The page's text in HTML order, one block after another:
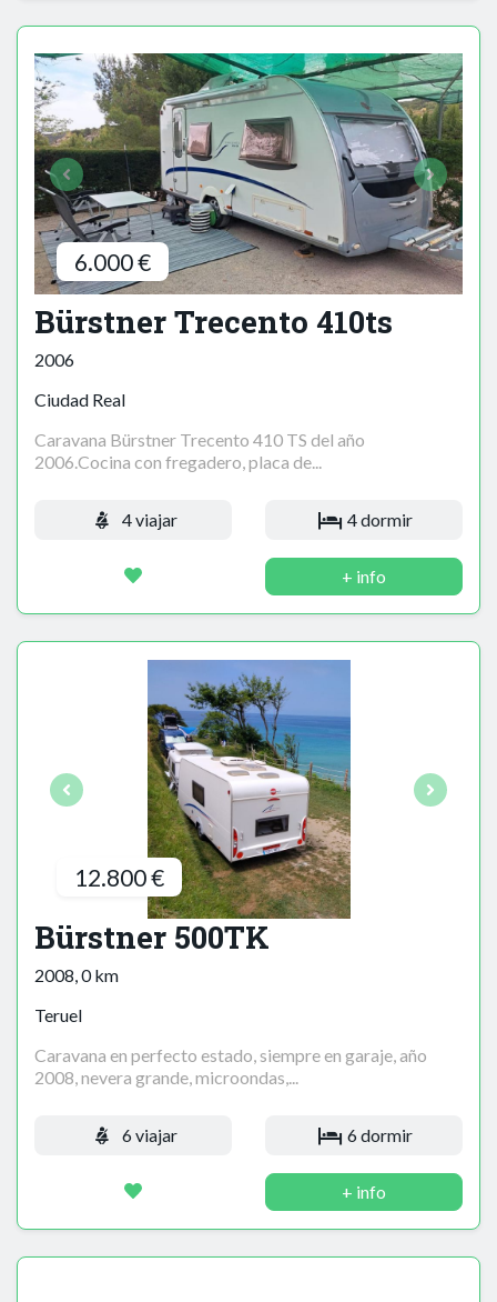
6.000 €
Bürstner Trecento 410ts
2006
Ciudad Real
Caravana Bürstner Trecento 410 TS del año
2006.Cocina con fregadero, placa de...
4 viajar 4 dormir
+ info
12.800 €
Bürstner 500TK
2008, 0 km
Teruel
Caravana en perfecto estado, siempre en garaje, año
2008, nevera grande, microondas,...
6 viajar 6 dormir
+ info